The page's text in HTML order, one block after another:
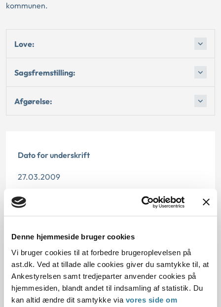
Denne hjemmeside bruger cookies
Vi bruger cookies til at forbedre brugeroplevelsen på
ast.dk. Ved at tillade alle cookies giver du samtykke til, at
Ankestyrelsen samt tredjeparter anvender cookies på
hjemmesiden, blandt andet til indsamling af statistik. Du
kan altid ændre dit samtykke via vores side om
kommunen.
Love:
Sagsfremstilling:
Afgørelse:
Dato for underskrift
27.03.2009
Offentliggørelsesdato
Paragraf
§ 74 § 74e § 74d
Journalnummer